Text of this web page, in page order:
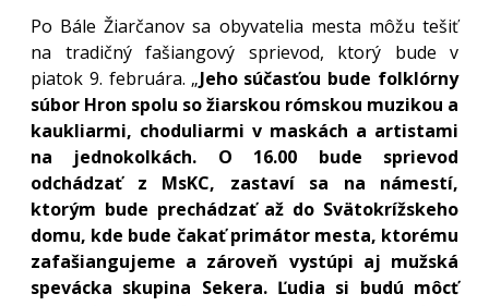
Po Bále Žiarčanov sa obyvatelia mesta môžu tešiť
na tradičný fašiangový sprievod, ktorý bude v
piatok 9. februára. „Jeho súčasťou bude folklórny
súbor Hron spolu so žiarskou rómskou muzikou a
kaukliarmi, choduliarmi v maskách a artistami
na jednokolkách. O 16.00 bude sprievod
odchádzať z MsKC, zastaví sa na námestí,
ktorým bude prechádzať až do Svätokrížskeho
domu, kde bude čakať primátor mesta, ktorému
zafašiangujeme a zároveň vystúpi aj mužská
spevácka skupina Sekera. Ľudia si budú môcť